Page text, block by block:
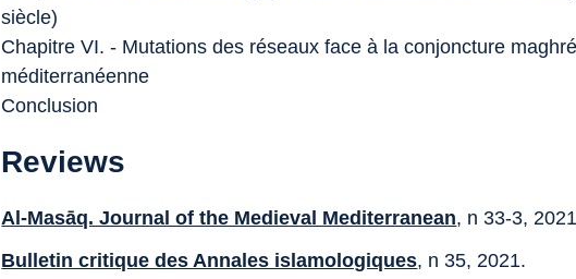
siècle)
Chapitre VI. - Mutations des réseaux face à la conjoncture
méditerranéenne
Conclusion
Reviews
Al-Masāq. Journal of the Medieval Mediterranean, n 33-3,
Bulletin critique des Annales islamologiques, n 35, 2021.